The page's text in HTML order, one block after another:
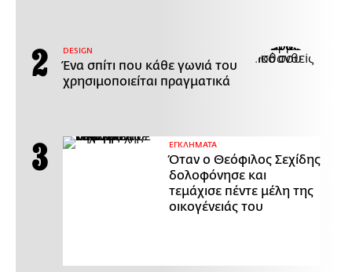
DESIGN
Ένα σπίτι που κάθε γωνιά του
χρησιμοποιείται πραγματικά
ΕΓΚΛΗΜΑΤΑ
Όταν ο Θεόφιλος Σεχίδης
δολοφόνησε και
τεμάχισε πέντε μέλη της
οικογένειάς του